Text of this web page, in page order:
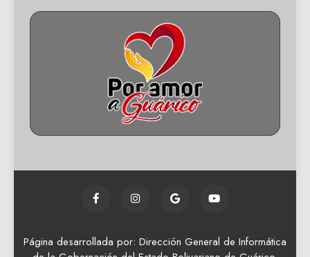
Página desarrollada por: Dirección General de Informática